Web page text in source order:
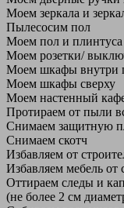
Моем зеркала и
Пылесосим пол
Моем пол и плинтуса
Моем розетки/
Моем шкафы внутри
Моем шкафы сверху
Моем настенный
Протираем от пыли
Снимаем защитную
Снимаем скотч
Избавляем от
Избавляем мебель от
Оттираем следы и
(не более 2 см